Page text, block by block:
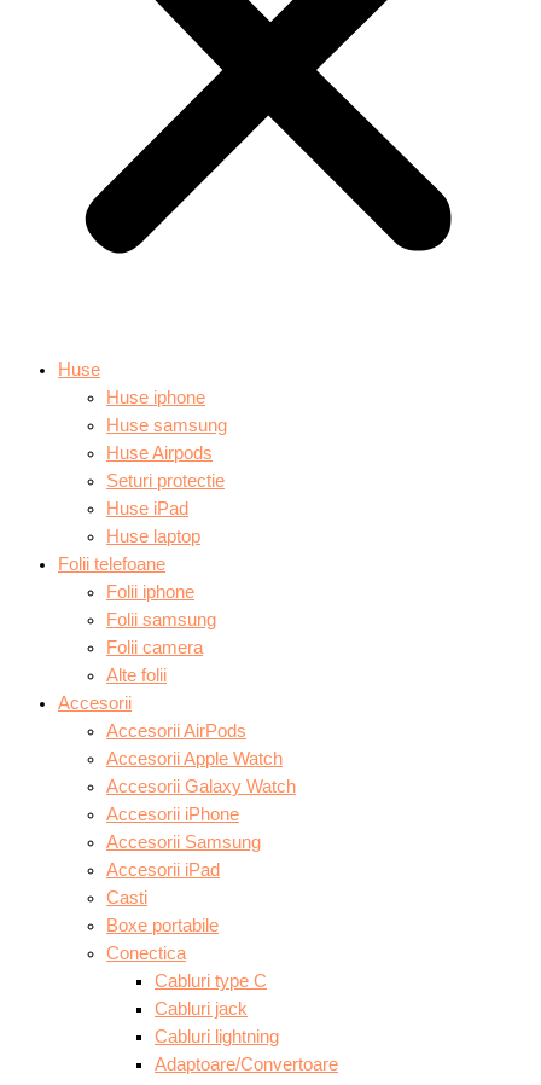
Huse
Huse iphone
Huse samsung
Huse Airpods
Seturi protectie
Huse iPad
Huse laptop
Folii telefoane
Folii iphone
Folii samsung
Folii camera
Alte folii
Accesorii
Accesorii AirPods
Accesorii Apple Watch
Accesorii Galaxy Watch
Accesorii iPhone
Accesorii Samsung
Accesorii iPad
Casti
Boxe portabile
Conectica
Cabluri type C
Cabluri jack
Cabluri lightning
Adaptoare/Convertoare